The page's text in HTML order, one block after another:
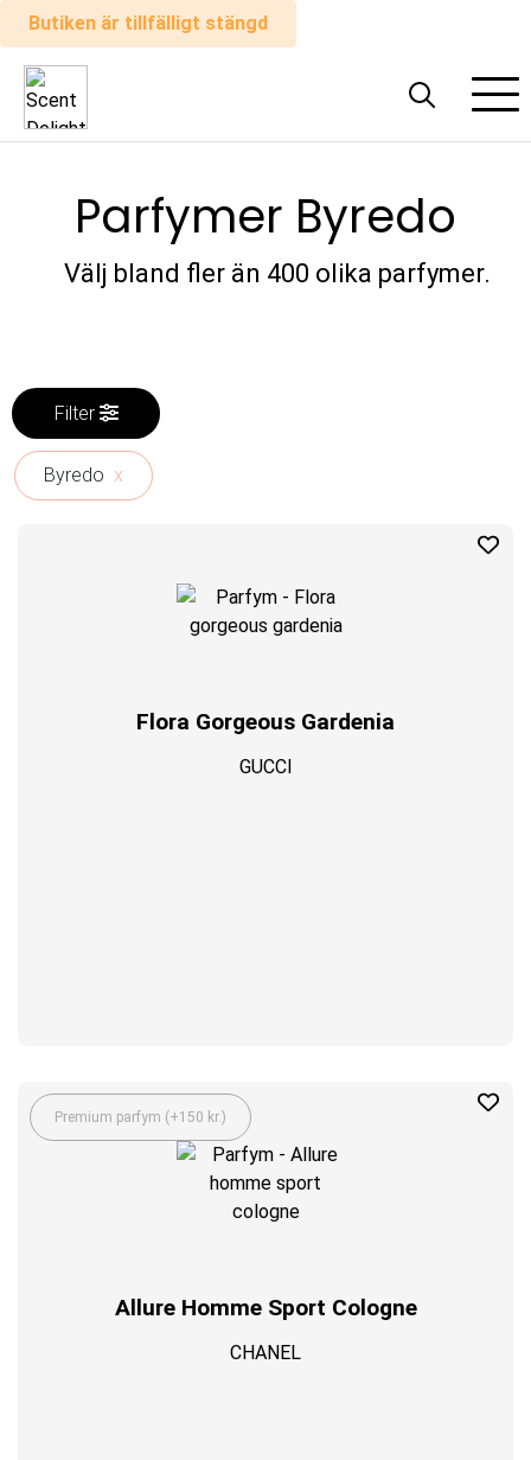
Butiken är tillfälligt stängd
Alla
parfymer
Kvinna
det
fungerar
Kundvagn
Parfymer Byredo
Välj bland fler än 400 olika parfymer.
Filter
Byredo x
Flora Gorgeous Gardenia
GUCCI
Premium parfym (+150 kr.)
Allure Homme Sport Cologne
CHANEL